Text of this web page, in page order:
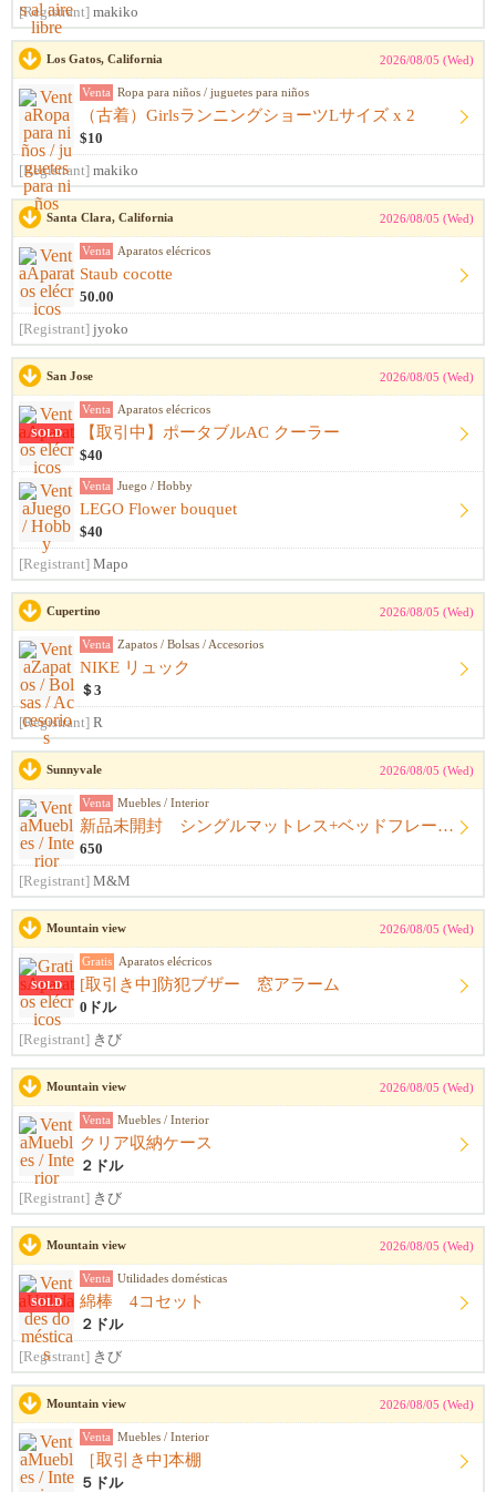
[Registrant] makiko
Los Gatos, California 2026/08/05 (Wed)
Venta Ropa para niños / juguetes para niños
（古着）GirlsランニングショーツLサイズ x 2
$10
[Registrant] makiko
Santa Clara, California 2026/08/05 (Wed)
Venta Aparatos elécricos
Staub cocotte
50.00
[Registrant] jyoko
San Jose 2026/08/05 (Wed)
SOLD
Venta Aparatos elécricos
【取引中】ポータブルAC クーラー
$40
Venta Juego / Hobby
LEGO Flower bouquet
$40
[Registrant] Mapo
Cupertino 2026/08/05 (Wed)
Venta Zapatos / Bolsas / Accesorios
NIKE リュック
＄3
[Registrant] R
Sunnyvale 2026/08/05 (Wed)
Venta Muebles / Interior
新品未開封 シングルマットレス+ベッドフレーム+シーツ
650
[Registrant] M&M
Mountain view 2026/08/05 (Wed)
SOLD
Gratis Aparatos elécricos
[取引き中]防犯ブザー 窓アラーム
0ドル
[Registrant] きび
Mountain view 2026/08/05 (Wed)
Venta Muebles / Interior
クリア収納ケース
２ドル
[Registrant] きび
Mountain view 2026/08/05 (Wed)
SOLD
Venta Utilidades domésticas
綿棒 4コセット
２ドル
[Registrant] きび
Mountain view 2026/08/05 (Wed)
Venta Muebles / Interior
［取引き中]本棚
５ドル